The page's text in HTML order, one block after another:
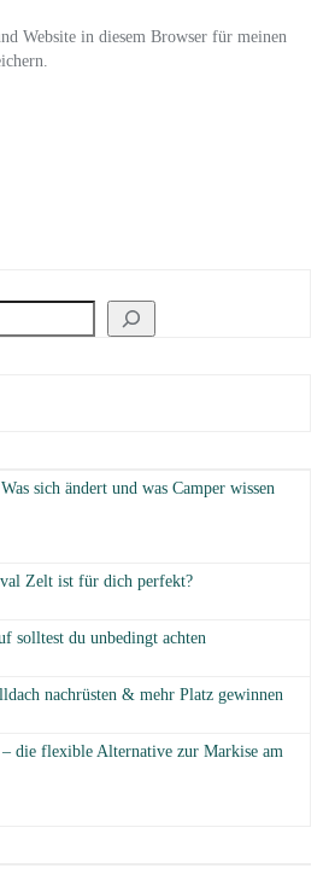
Website in diesem Browser für meinen
sich ändert und was Camper wissen
Zelt ist für dich perfekt?
solltest du unbedingt achten
nachrüsten & mehr Platz gewinnen
– die flexible Alternative zur Markise am